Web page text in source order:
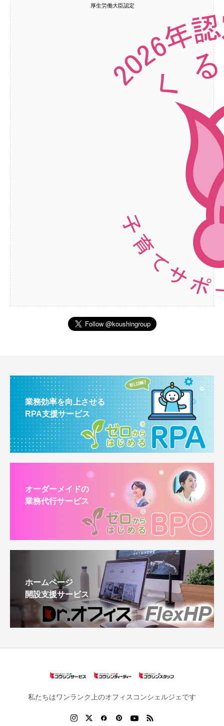
厚生労働大臣認定
業務効率を向上させる
RPA支援サービス
オーダーメイドの
業務代行サービス
ホームページ
開設支援サービス
私たちはワンランク上のオフィスコンシェルジェです